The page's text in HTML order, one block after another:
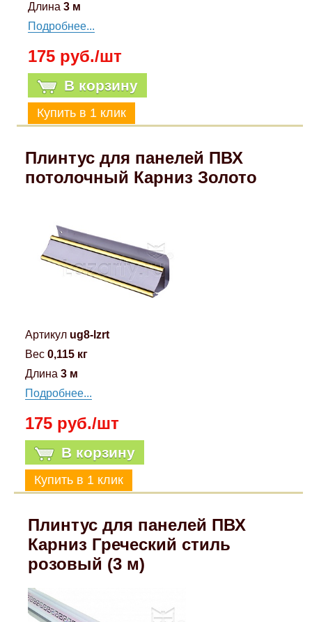
Длина 3 м
Подробнее...
175 руб./шт
В корзину
Плинтус для панелей ПВХ
потолочный Карниз Золото
Артикул ug8-lzrt
Вес 0,115 кг
Длина 3 м
Подробнее...
175 руб./шт
В корзину
Плинтус для панелей ПВХ
Карниз Греческий стиль
розовый (3 м)